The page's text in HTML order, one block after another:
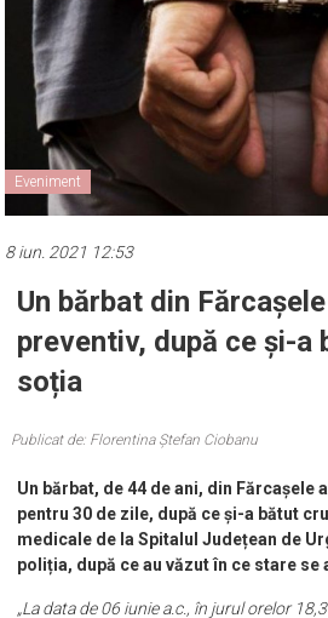
Eveniment
8 iun. 2021 12:53
Un bărbat din
preventiv, după ce și-a
soția
Publicat de: Florentina Ștefan Ciobanu
Un bărbat, de 44 de ani, din Fărcașele
pentru 30 de zile, după ce și-a bătut
medicale de la Spitalul Județean de
poliția, după ce au văzut în ce stare se
„La data de 06 iunie a.c., în jurul orelor